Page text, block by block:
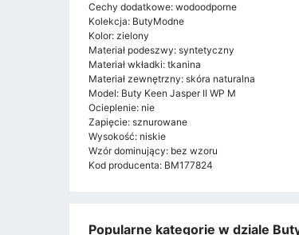
Cechy dodatkowe: wodoodporne
Kolekcja: ButyModne
Kolor: zielony
Materiał podeszwy: syntetyczny
Materiał wkładki: tkanina
Materiał zewnętrzny: skóra naturalna
Model: Buty Keen Jasper II WP M
Ocieplenie: nie
Zapięcie: sznurowane
Wysokość: niskie
Wzór dominujący: bez wzoru
Kod producenta: BM177824
Popularne kategorie w dziale